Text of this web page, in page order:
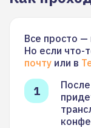
Все просто —
Но если что-
почту или в